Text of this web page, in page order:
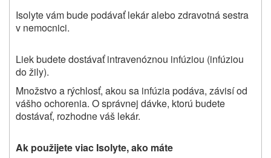
Isolyte vám bude podávať lekár alebo zdravotná sestra
v nemocnici.
Liek budete dostávať intravenóznou infúziou (infúziou
do žily).
Množstvo a rýchlosť, akou sa infúzia podáva, závisí od
vášho ochorenia. O správnej dávke, ktorú budete
dostávať, rozhodne váš lekár.
Ak použijete viac Isolyte, ako máte